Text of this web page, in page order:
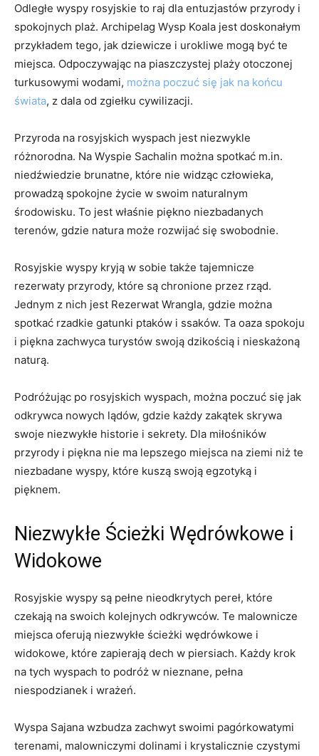
Odległe wyspy‍ rosyjskie to⁢ raj dla entuzjastów przyrody i
spokojnych⁤ plaż. Archipelag Wysp Koala jest ⁣doskonałym
przykładem ⁢tego, jak dziewicze​ i urokliwe⁣ mogą​ być te
miejsca. Odpoczywając na piaszczystej plaży otoczonej
turkusowymi wodami, można poczuć się jak na końcu
świata, z dala od zgiełku​ cywilizacji.
Przyroda⁣ na ⁢rosyjskich wyspach jest niezwykle
różnorodna. Na Wyspie Sachalin ⁢można spotkać m.in.
⁣niedźwiedzie brunatne, które nie widząc ⁢człowieka,⁢
prowadzą⁢ spokojne życie w swoim naturalnym‍
środowisku. To‍ jest właśnie piękno niezbadanych ​
terenów, gdzie natura może rozwijać się swobodnie.
Rosyjskie‍ wyspy kryją w sobie także tajemnicze
rezerwaty przyrody, ⁣które są chronione⁤ przez⁤ rząd.
Jednym z nich jest Rezerwat Wrangla, gdzie można
spotkać⁣ rzadkie gatunki ptaków i ssaków. Ta oaza spokoju
i piękna zachwyca turystów⁢ swoją ⁢dzikością i nieskażoną
naturą.
Podróżując po rosyjskich wyspach,⁤ można⁢ poczuć się jak
odkrywca nowych lądów,⁣ gdzie każdy zakątek skrywa
swoje ⁢niezwykłe​ historie i ⁤sekrety. Dla miłośników
‌przyrody i‌ piękna nie ma lepszego miejsca na ziemi niż te
niezbadane ‌wyspy, które⁢ kuszą swoją egzotyką i⁤
pięknem.
Niezwykłe Ścieżki ⁣Wędrówkowe i
Widokowe
Rosyjskie wyspy⁤ są⁣ pełne nieodkrytych pereł, które
⁢czekają na swoich kolejnych odkrywców.​ Te malownicze
‍miejsca oferują niezwykłe ścieżki wędrówkowe i
‍widokowe, które ‌zapierają dech w piersiach. Każdy krok
‌na tych wyspach⁣ to ​podróż w nieznane, pełna
niespodzianek i wrażeń.
Wyspa⁢ Sajana wzbudza zachwyt swoimi pagórkowatymi⁢
terenami, malowniczymi dolinami⁢ i krystalicznie czystymi​